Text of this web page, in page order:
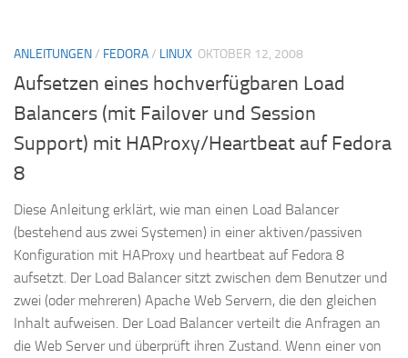
ANLEITUNGEN/ FEDORA/ LINUX OKTOBER 12, 2008
Aufsetzen eines hochverfügbaren Load
Balancers (mit Failover und Session
Support) mit HAProxy/Heartbeat auf Fedora
8
Diese Anleitung erklärt, wie man einen Load Balancer
(bestehend aus zwei Systemen) in einer aktiven/passiven
Konfiguration mit HAProxy und heartbeat auf Fedora 8
aufsetzt. Der Load Balancer sitzt zwischen dem Benutzer und
zwei (oder mehreren) Apache Web Servern, die den gleichen
Inhalt aufweisen. Der Load Balancer verteilt die Anfragen an
die Web Server und überprüft ihren Zustand. Wenn einer von